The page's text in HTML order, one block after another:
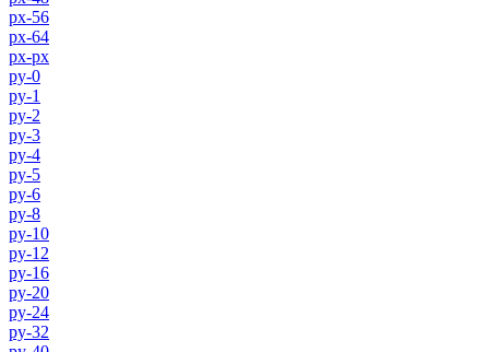
px-56
px-64
px-px
py-0
py-1
py-2
py-3
py-4
py-5
py-6
py-8
py-10
py-12
py-16
py-20
py-24
py-32